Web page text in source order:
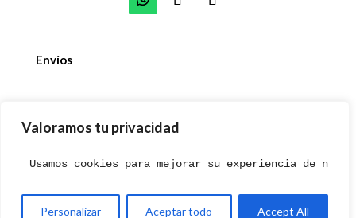
Valoramos tu privacidad
Usamos cookies para mejorar su experiencia de
Personalizar Aceptar todo Accept All
Envíos
© 2023. Farmacia Antonio Massoni. Diseñado con 💚